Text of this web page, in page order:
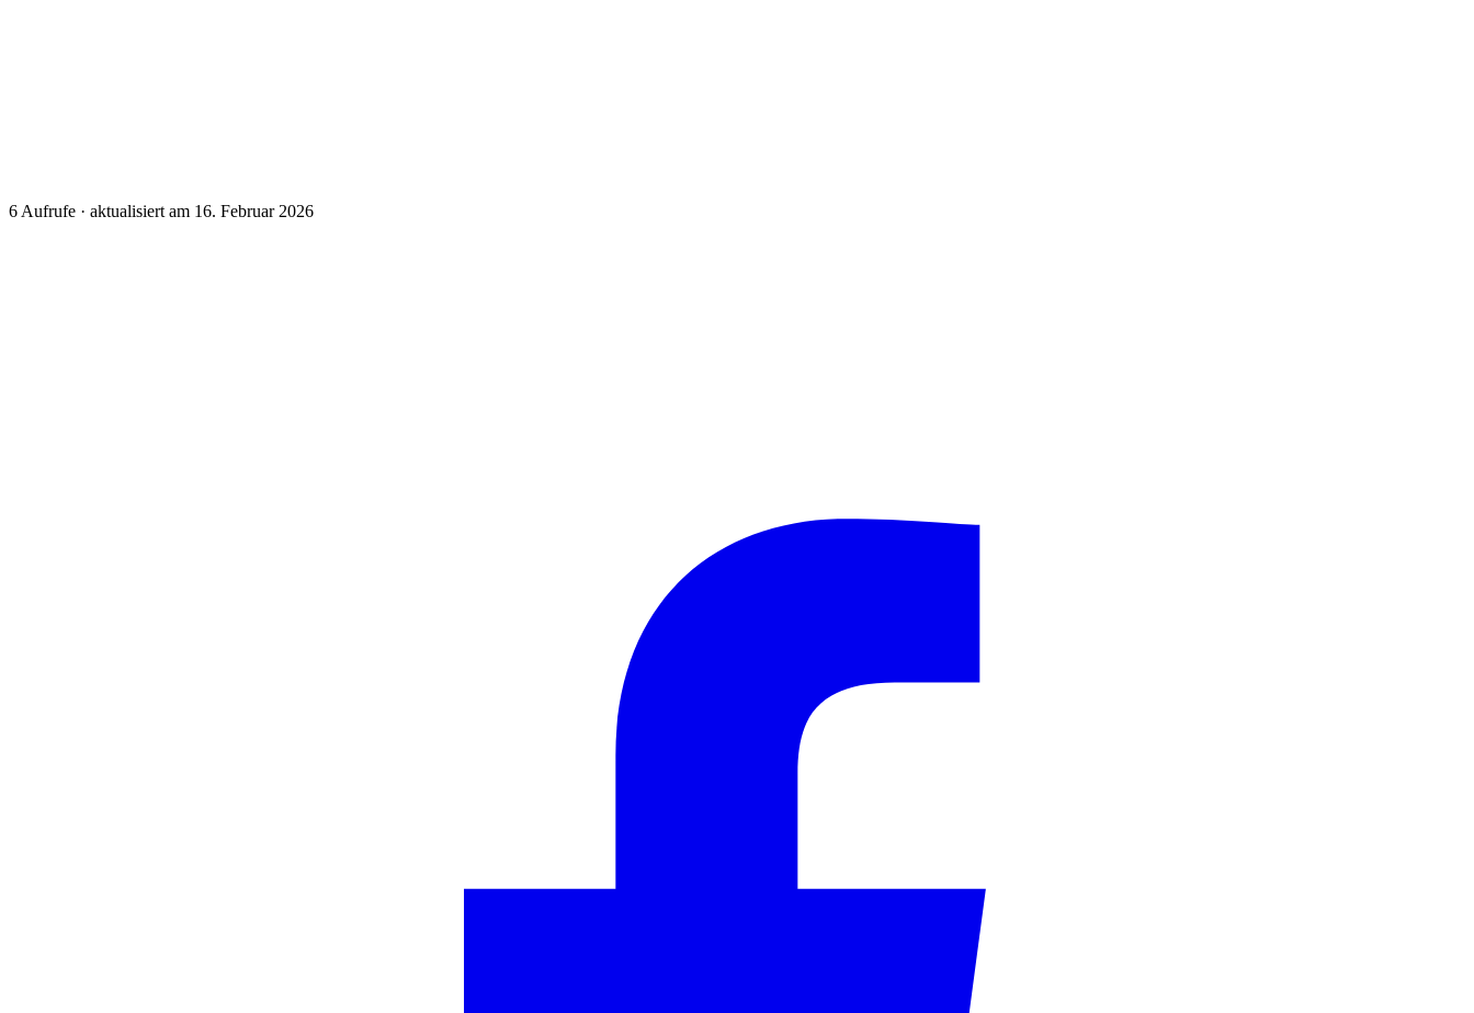
6 Aufrufe · aktualisiert am 16. Februar 2026